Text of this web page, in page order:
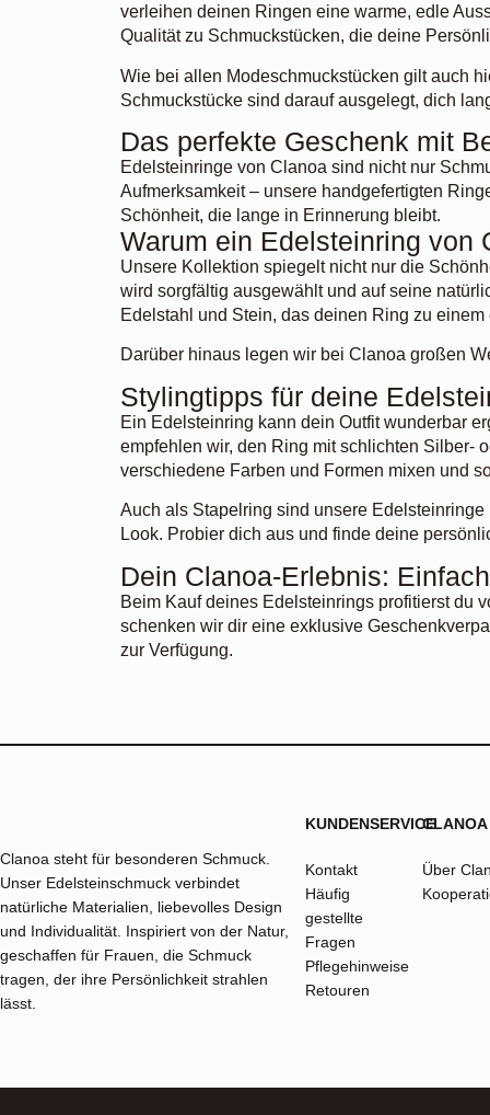
verleihen deinen Ringen eine warme, edle
Qualität zu Schmuckstücken, die deine
Wie bei allen Modeschmuckstücken gilt auch
Schmuckstücke sind darauf ausgelegt, dich
Das perfekte Geschenk mit
Edelsteinringe von Clanoa sind nicht nur
Aufmerksamkeit – unsere handgefertigten
Schönheit, die lange in Erinnerung bleibt.
Warum ein Edelsteinring von
Unsere Kollektion spiegelt nicht nur die
wird sorgfältig ausgewählt und auf seine
Edelstahl und Stein, das deinen Ring zu
Darüber hinaus legen wir bei Clanoa großen
Stylingtipps für deine
Ein Edelsteinring kann dein Outfit wunderbar
empfehlen wir, den Ring mit schlichten Silber-
verschiedene Farben und Formen mixen und
Auch als Stapelring sind unsere
Look. Probier dich aus und finde deine
Dein Clanoa-Erlebnis:
Beim Kauf deines Edelsteinrings profitierst du
schenken wir dir eine exklusive
zur Verfügung.
Clanoa steht für besonderen Schmuck.
Unser Edelsteinschmuck verbindet
natürliche Materialien, liebevolles Design
und Individualität. Inspiriert von der Natur,
geschaffen für Frauen, die Schmuck
tragen, der ihre Persönlichkeit strahlen
lässt.
KUNDENSERVICE
Kontakt
Häufig
gestellte
Fragen
Pflegehinweise
Retouren
CLANOA
Über